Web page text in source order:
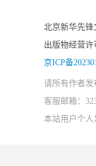
北京新华先
出版物经营许
京ICP备
请所有作者
客服邮箱：
本站用户个